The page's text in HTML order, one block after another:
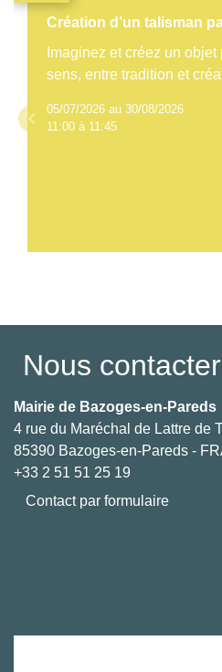
Création d’un talisman
Imaginez et créez un
sens, entre tradition et
05/07/2026 au 30/08/2026
11:00 à 11:45
keyboard_arrow_left
Nous contacter
Mairie de Bazoges-en-Pareds
4 rue du Maréchal de Lattre de
85390 Bazoges-en-Pareds -
+33 2 51 51 25 19
Contact par formulaire